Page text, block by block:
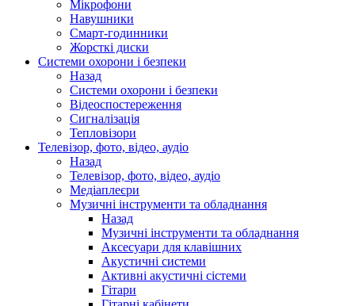
Мікрофони
Навушники
Смарт-годинники
Жорсткі диски
Системи охорони і безпеки
Назад
Системи охорони і безпеки
Відеоспостереження
Сигналізація
Тепловізори
Телевізор, фото, відео, аудіо
Назад
Телевізор, фото, відео, аудіо
Медіаплеєри
Музичні інструменти та обладнання
Назад
Музичні інструменти та обладнання
Аксесуари для клавішних
Акустичні системи
Активні акустичні сістеми
Гітари